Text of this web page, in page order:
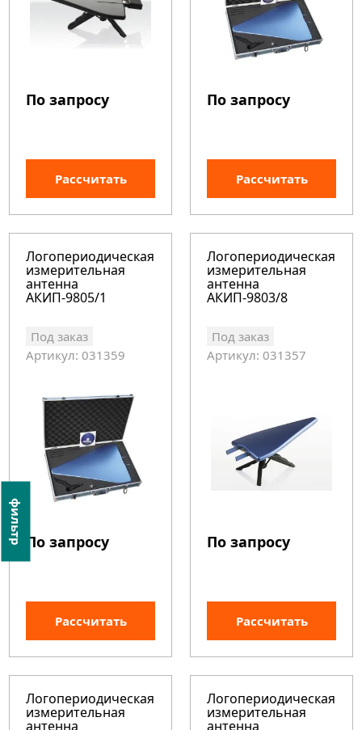
фильтр
По запросу
Рассчитать
По запросу
Рассчитать
Логопериодическая
измерительная
антенна
АКИП-9805/1
Под заказ
Артикул: 031359
По запросу
Рассчитать
Логопериодическая
измерительная
антенна
АКИП-9803/8
Под заказ
Артикул: 031357
По запросу
Рассчитать
Логопериодическая
измерительная
антенна
Логопериодическая
измерительная
антенна